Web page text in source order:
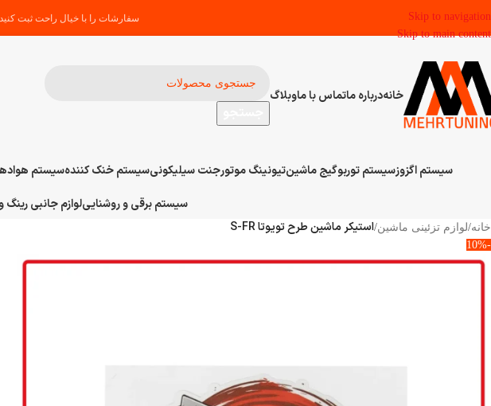
Skip to navigation
Skip to main content
سفارشات را با خیال راحت ثبت
خانهدرباره ماتماس با ماوبلاگ
سیستم اگزوزسیستم توربوگیج ماشینتیونینگ موتورجنت سیلیکونیسیستم خنک کنندهسیستم
سیستم برقی و روشناییلوازم جانبی رینگ
خانه/لوازم تزئینی ماشین/استیکر ماشین طرح تویوتا S-FR
-10%